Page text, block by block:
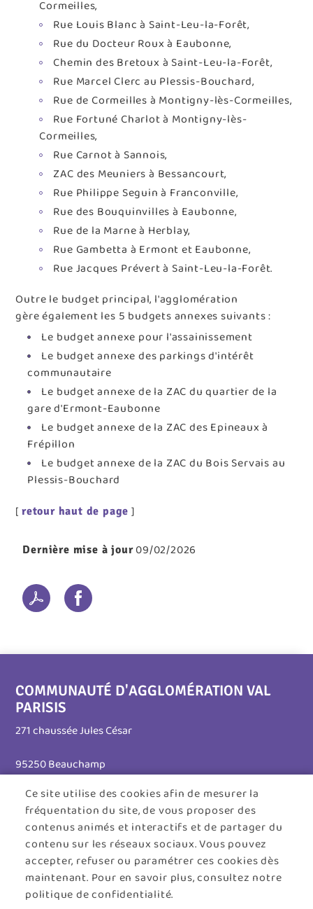
Cormeilles,
Rue Louis Blanc à Saint-Leu-la-Forêt,
Rue du Docteur Roux à Eaubonne,
Chemin des Bretoux à Saint-Leu-la-Forêt,
Rue Marcel Clerc au Plessis-Bouchard,
Rue de Cormeilles à Montigny-lès-Cormeilles,
Rue Fortuné Charlot à Montigny-lès-
Cormeilles,
Rue Carnot à Sannois,
ZAC des Meuniers à Bessancourt,
Rue Philippe Seguin à Franconville,
Rue des Bouquinvilles à Eaubonne,
Rue de la Marne à Herblay,
Rue Gambetta à Ermont et Eaubonne,
Rue Jacques Prévert à Saint-Leu-la-Forêt.
Outre le budget principal, l'agglomération
gère également les 5 budgets annexes suivants :
Le budget annexe pour l'assainissement
Le budget annexe des parkings d'intérêt
communautaire
Le budget annexe de la ZAC du quartier de la
gare d'Ermont-Eaubonne
Le budget annexe de la ZAC des Epineaux à
Frépillon
Le budget annexe de la ZAC du Bois Servais au
Plessis-Bouchard
[retour haut de page ]
Dernière mise à jour 09/02/2026
Ce site utilise des cookies afin de mesurer la
fréquentation du site, de vous proposer des
contenus animés et interactifs et de partager du
contenu sur les réseaux sociaux. Vous pouvez
accepter, refuser ou paramétrer ces cookies dès
maintenant. Pour en savoir plus, consultez notre
politique de confidentialité.
COMMUNAUTÉ D'AGGLOMÉRATION VAL
PARISIS
271 chaussée Jules César
95250 Beauchamp
Tél. 01 30 26 39 41
Horaires d'ouverture :
Lundi au jeudi : 8h30 - 12h30 / 13h30 - 17h45
Vendredi : 8h30 - 12h30